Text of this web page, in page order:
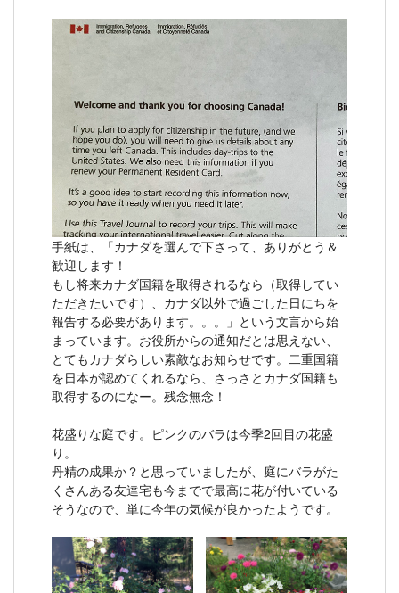
手紙は、「カナダを選んで下さって、ありがとう＆
歓迎します！
もし将来カナダ国籍を取得されるなら（取得してい
ただきたいです）、カナダ以外で過ごした日にちを
報告する必要があります。。。」という文言から始
まっています。お役所からの通知だとは思えない、
とてもカナダらしい素敵なお知らせです。二重国籍
を日本が認めてくれるなら、さっさとカナダ国籍も
取得するのになー。残念無念！
花盛りな庭です。ピンクのバラは今季2回目の花盛
り。
丹精の成果か？と思っていましたが、庭にバラがた
くさんある友達宅も今までで最高に花が付いている
そうなので、単に今年の気候が良かったようです。